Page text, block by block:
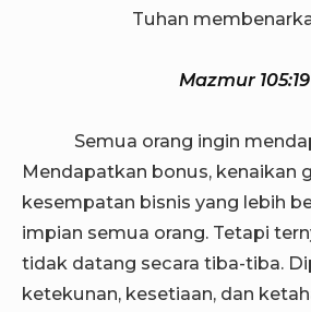
Tuhan
Mazmur 105:19
Semua orang ingin
Mendapatkan bonus, kenaikan
kesempatan bisnis yang lebih
impian semua orang. Tetapi
tidak datang secara tiba-tiba.
ketekunan, kesetiaan, dan